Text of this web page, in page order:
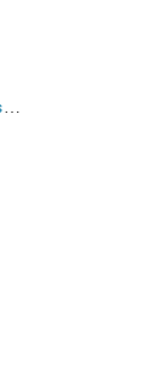
Machine à eau gazeuse commerciale: pourquoi vous avez peut-être besoin d'un fabricant d'eau étincelant sans CO2